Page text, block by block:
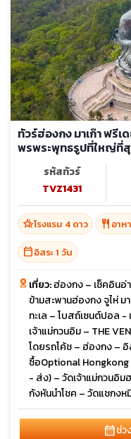
ทัวร์ฮ่องกง มาเก๊า ฟรีเ
พรพระพุทธรูปที่ใหญ่ที่สุ
รหัสทัวร์
TVZ1431
hotel_classโรงแรม 4 ดาว restaurant อาห
calendar_todayอิสระ 1 วัน
เที่ยว:ฮ่องกง – เช็คอินอ่
ข้ามสะพานฮ่องกง จูไห่ ม
ทะเล – โบสถ์เซนต์ปอล -
เจ้าแม่กวนอิม – THE
โดยรถโค้ช – ฮ่องกง –
ซื้อOptional
- ส่ง) – วัดเจ้าแม่กวนอิ
กังหันนำโชค – วัดแชกง
calendar_monthช่ว